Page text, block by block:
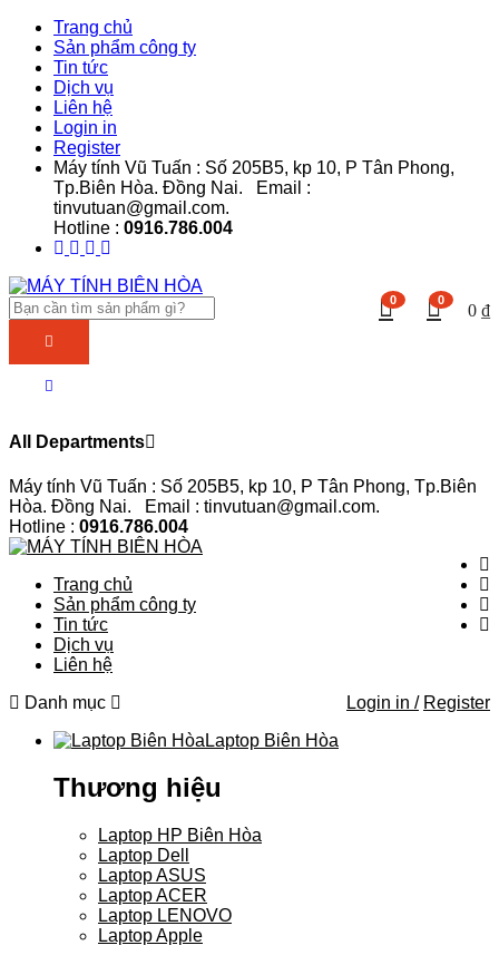
Trang chủ
Sản phẩm công ty
Tin tức
Dịch vụ
Liên hệ
Login in
Register
Máy tính Vũ Tuấn : Số 205B5, kp 10, P Tân Phong,
Tp.Biên Hòa. Đồng Nai. Email :
tinvutuan@gmail.com.
Hotline : 0916.786.004
0
0 ₫
0
All Departments
Máy tính Vũ Tuấn : Số 205B5, kp 10, P Tân Phong, Tp.Biên
Hòa. Đồng Nai. Email : tinvutuan@gmail.com.
Hotline : 0916.786.004
Trang chủ
Sản phẩm công ty
Tin tức
Dịch vụ
Liên hệ
Login in / Register
Danh mục
Laptop Biên Hòa
Thương hiệu
Laptop HP Biên Hòa
Laptop Dell
Laptop ASUS
Laptop ACER
Laptop LENOVO
Laptop Apple